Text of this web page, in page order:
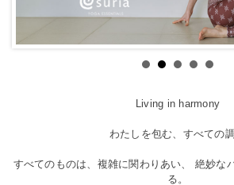
Living in harmony
わたしを包む、すべての
すべてのものは、複雑に関わりあい、 絶妙な
る。